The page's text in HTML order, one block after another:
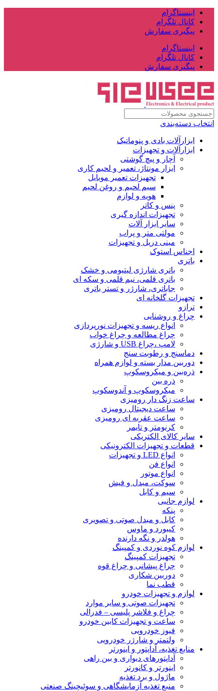
اینستاگرام
کانال تلگرام
پیگیری سفارش
اینستاگرام
کانال تلگرام
پیگیری سفارش
انتخاب دسته‌بندی
ابزارآلات بادی و پنوماتیک
ابزارآلات و تجهیزات
آچار و پیچ گوشتی
ابزار مونتاژ، تعمیر و لحیم کاری
تجهیزات تعمیر موبایل
سیم لحیم و روغن لحیم
هویه و لوازم
پنس و کاتر
تجهیزات اندازه گیری
سایر ابزار آلات
مولتی متر و پراب
مینی دریل و تجهیزات
اجناس استوک
باتری
باتری شارژی لیتیومی و خشک
باتری قلمی، نیم قلمی و سکه ای
جاباتری، شارژر و تستر باتری
تجهیزات گلخانه ای
ترازو
چراغ و روشنایی
انواع ریسه و تجهیزات نورپردازی
چراغ مطالعه و چراغ خواب
لامپ ،چراغ USB و شارژی
دماسنج و رطوبت سنج
دوربین مدار بسته و لوازم همراه
ذره‌بین و میکروسکوپ
ذره بین
میکروسکوپ و آندوسکوپ
ساعت زنگ دار رومیزی
ساعت دیجیتال رومیزی
ساعت عقربه ای رومیزی
کرنومتر و تایمر
سایر کالای الکتریکی
قطعات و تجهیزات الکترونیکی
انواع LED و تجهیزات
انواع فن
انواع موتور
سوکت، مبدل و فیش
سیم و کابل
لوازم جانبی
پنکه
کابل و مبدل صوتی و تصویری
کیبورد و ماوس
هولدر و نگه دارنده
لوازم کوه نوردی و کمپینگ
تجهیزات کمپینگ
چراغ پیشانی و چراغ قوه
دوربین شکاری
قطب نما
لوازم و تجهیزات خودرو
تجهیزات صوتی و سایر موارد
چراغ و فلاشر پلیسی – فدرالی
ساعت و تجهیزات کابین خودرو
فیوز خودرویی
ولتمتر و شارژر خودرویی
منابع تغذیه، آداپتور و اینورتر
آداپتورهای دیواری و بین راهی
اینورتر و کانورتر
ماژول و برد تغذیه
منبع تغذیه آزمایشگاهی و سوئیچینگ صنعتی